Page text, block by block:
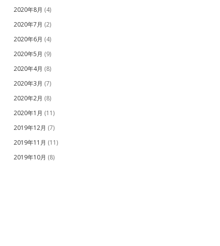
2020年8月 (4)
2020年7月 (2)
2020年6月 (4)
2020年5月 (9)
2020年4月 (8)
2020年3月 (7)
2020年2月 (8)
2020年1月 (11)
2019年12月 (7)
2019年11月 (11)
2019年10月 (8)